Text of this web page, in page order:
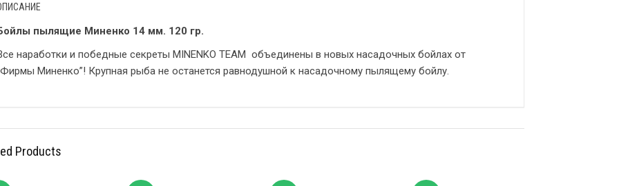
пылящие Миненко 14 мм. 120 гр.
наработки и победные секреты MINENKO TEAM объединены в новых насадочных бойлах от
Миненко”! Крупная рыба не останется равнодушной к насадочному пылящему бойлу.
Products